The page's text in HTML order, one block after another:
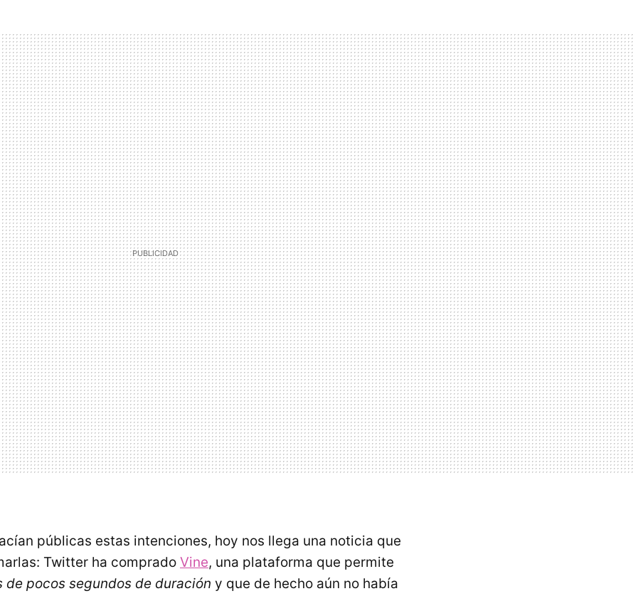
públicas estas intenciones, hoy nos llega una noticia que
Twitter ha comprado Vine, una plataforma que permite
pocos segundos de duración y que de hecho aún no había